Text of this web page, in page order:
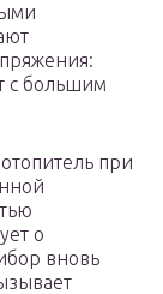
с большим
при
о
вновь